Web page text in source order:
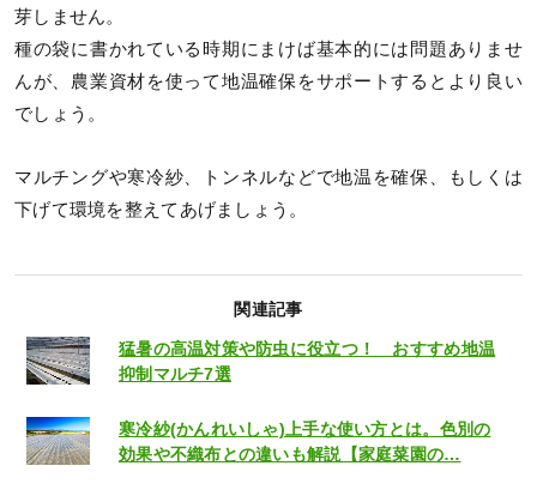
芽しません。
種の袋に書かれている時期にまけば基本的には問題ありませ
んが、農業資材を使って地温確保をサポートするとより良い
でしょう。
マルチングや寒冷紗、トンネルなどで地温を確保、もしくは
下げて環境を整えてあげましょう。
関連記事
猛暑の高温対策や防虫に役立つ！ おすすめ地温
抑制マルチ7選
寒冷紗(かんれいしゃ)上手な使い方とは。色別の
効果や不織布との違いも解説【家庭菜園の…